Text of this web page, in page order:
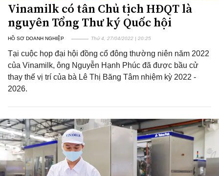
Vinamilk có tân Chủ tịch HĐQT là
nguyên Tổng Thư ký Quốc hội
HỒ SƠ DOANH NGHIỆP Thứ 4, 27/04/2022 | 20:25
Tại cuộc họp đại hội đồng cổ đông thường niên năm 2022
của Vinamilk, ông Nguyễn Hạnh Phúc đã được bầu cử
thay thế vị trí của bà Lê Thị Băng Tâm nhiệm kỳ 2022 -
2026.